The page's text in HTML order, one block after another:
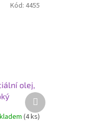
olej,
(4 ks)
Kód: 4455
Další
produkt